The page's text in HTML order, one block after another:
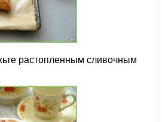
растопленным сливочным